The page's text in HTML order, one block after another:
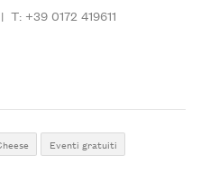
| T: +39 0172 419611
Eventi gratuiti